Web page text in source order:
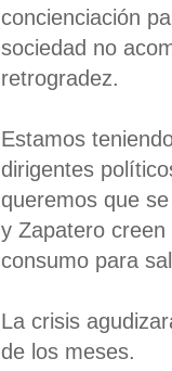
concienciación
sociedad no
retrogradez.
Estamos
dirigentes
queremos que
y Zapatero
consumo para
La crisis
de los meses.